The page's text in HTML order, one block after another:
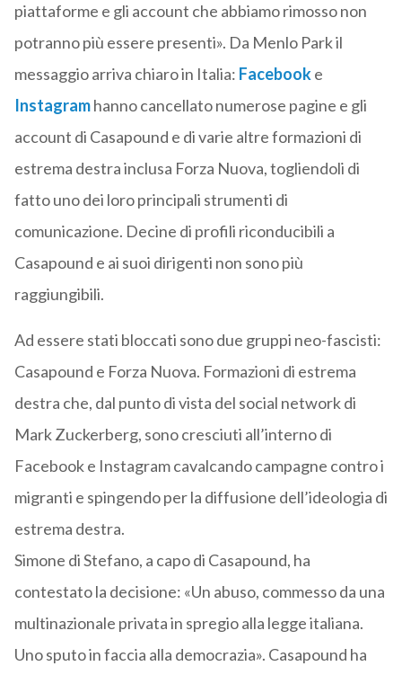
piattaforme e gli account che abbiamo rimosso non
potranno più essere presenti». Da Menlo Park il
messaggio arriva chiaro in Italia: Facebooke
Instagramhanno cancellato numerose pagine e gli
account di Casapound e di varie altre formazioni di
estrema destra inclusa Forza Nuova, togliendoli di
fatto uno dei loro principali strumenti di
comunicazione. Decine di profili riconducibili a
Casapound e ai suoi dirigenti non sono più
raggiungibili.
Ad essere stati bloccati sono due gruppi neo-fascisti:
Casapound e Forza Nuova. Formazioni di estrema
destra che, dal punto di vista del social network di
Mark Zuckerberg, sono cresciuti all’interno di
Facebook e Instagram cavalcando campagne contro i
migranti e spingendo per la diffusione dell’ideologia di
estrema destra.
Simone di Stefano, a capo di Casapound, ha
contestato la decisione: «Un abuso, commesso da una
multinazionale privata in spregio alla legge italiana.
Uno sputo in faccia alla democrazia». Casapound ha